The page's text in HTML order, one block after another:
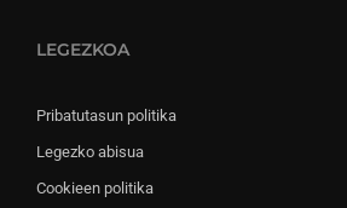
LEGEZKOA
Pribatutasun politika
Legezko abisua
Cookieen politika